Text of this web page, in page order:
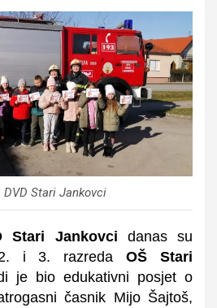
DVD Stari Jankovci
Stari Jankovci danas su
2. i 3. razredaOŠ Stari
je bio edukativni posjet o
časnik Mijo Šajtoš,